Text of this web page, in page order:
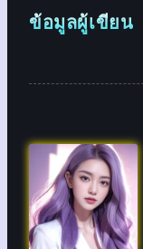
ข้อมูลผู้เขียน